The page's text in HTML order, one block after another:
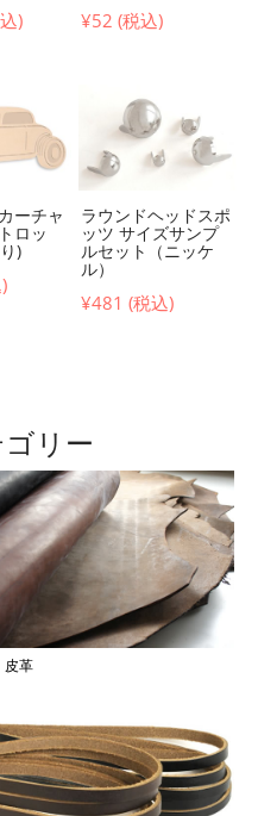
) ¥52 (税込)
ーチャ
ロッ
)
ラウンドヘッドスポ
ッツ サイズサンプ
ルセット（ニッケ
ル）
¥481 (税込)
リー
皮革